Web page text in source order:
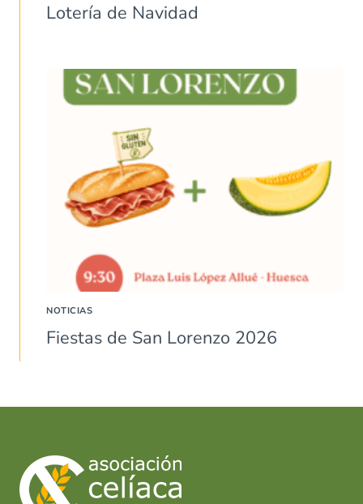
Lotería de Navidad
NOTICIAS
Fiestas de San Lorenzo 2026